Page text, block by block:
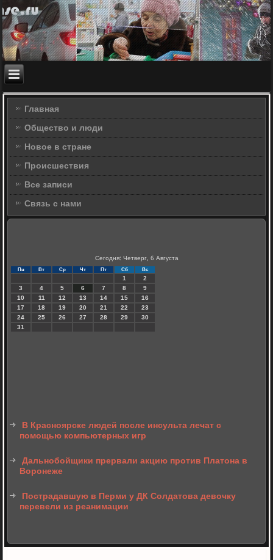
Главная
Общество и люди
Новое в стране
Происшествия
Все записи
Связь с нами
Сегодня: Четверг, 6 Августа
Пн Вт Ср Чт Пт Сб Вс
1
2
3
4 5 6 7 8
9
10
11 12 13 14 15
16
17
18 19 20 21 22
23
24
25 26 27 28 29
30
31
В Красноярске людей после инсульта лечат с
помощью компьютерных игр
Дальнобойщики прервали акцию против Платона в
Воронеже
Пострадавшую в Перми у ДК Солдатова девочку
перевели из реанимации